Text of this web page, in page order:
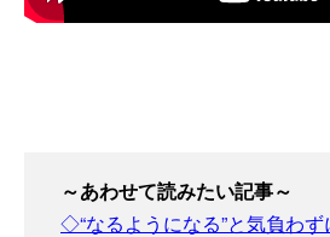
～あわせて読みたい記事～
◇“なるようになる”と気負わ